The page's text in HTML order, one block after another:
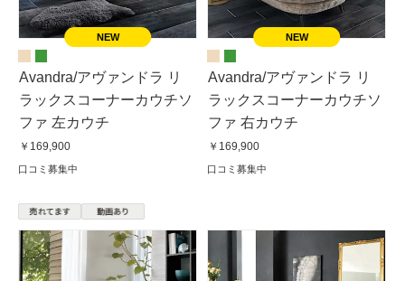
Avandra/アヴァンドラ リ
ラックスコーナーカウチソ
ファ 左カウチ
￥169,900
口コミ募集中
Avandra/アヴァンドラ リ
ラックスコーナーカウチソ
ファ 右カウチ
￥169,900
口コミ募集中